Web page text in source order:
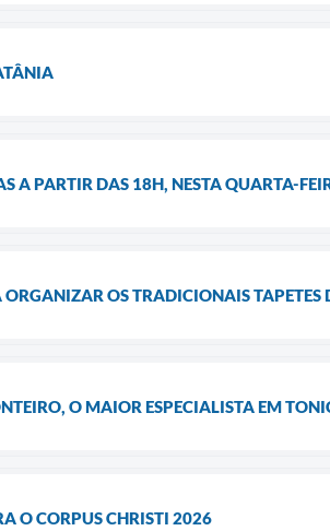
A PARTIR DAS 18H, NESTA QUARTA-
OS TRADICIONAIS
O MAIOR ESPECIALISTA EM
O CORPUS CHRISTI 2026